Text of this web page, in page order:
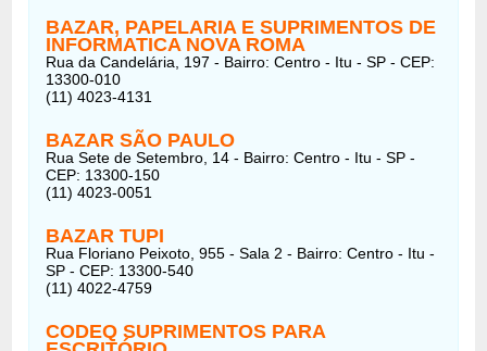
BAZAR, PAPELARIA E SUPRIMENTOS DE
INFORMATICA NOVA ROMA
Rua da Candelária, 197 - Bairro: Centro - Itu - SP - CEP:
13300-010
(11) 4023-4131
BAZAR SÃO PAULO
Rua Sete de Setembro, 14 - Bairro: Centro - Itu - SP -
CEP: 13300-150
(11) 4023-0051
BAZAR TUPI
Rua Floriano Peixoto, 955 - Sala 2 - Bairro: Centro - Itu -
SP - CEP: 13300-540
(11) 4022-4759
CODEQ SUPRIMENTOS PARA